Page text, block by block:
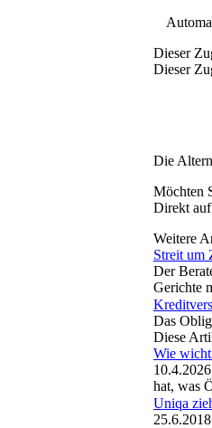
Dieser
Dieser
Die
Möchten
Direkt
Weitere
Streit um
Der
Gerichte
Das
Diese
Wie
hat, was
Uniqa